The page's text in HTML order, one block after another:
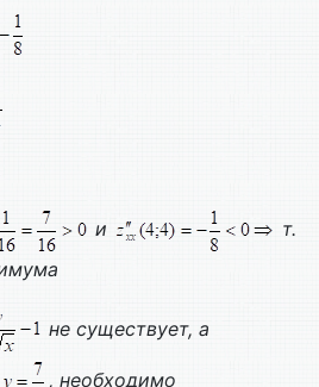
и
т.
не существует, а
, необходимо